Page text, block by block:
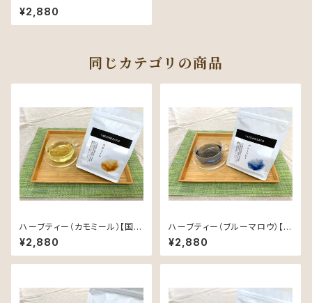
ョン）【国内自社農園産、農薬不
使用、植物由来素材のティーバッ
ク】
¥2,880
同じカテゴリの商品
ハーブティー（カモミール）【国内
自社農園産、農薬不使用、植物
由来素材のティーバック】
¥2,880
ハーブティー（ブルーマロウ）【国
内自社農園産、農薬不使用、植
物由来素材のティーバック】
¥2,880